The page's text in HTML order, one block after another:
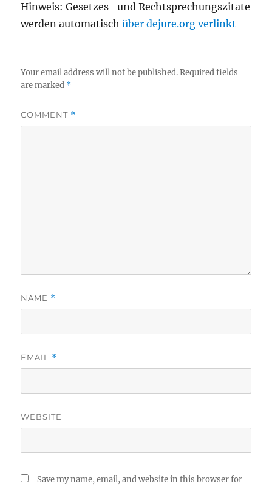
Hinweis: Gesetzes- und Rechtsprechungszitate
werden automatischüber dejure.org verlinkt
Your email address will not be published. Required fields
are marked *
COMMENT *
NAME *
EMAIL *
WEBSITE
Save my name, email, and website in this browser for